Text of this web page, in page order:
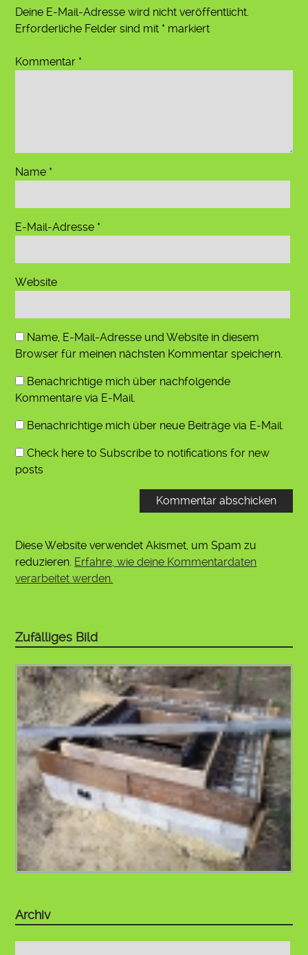
Deine E-Mail-Adresse wird nicht veröffentlicht.
Erforderliche Felder sind mit * markiert
Kommentar *
Name *
E-Mail-Adresse *
Website
Name, E-Mail-Adresse und Website in diesem
Browser für meinen nächsten Kommentar speichern.
Benachrichtige mich über nachfolgende
Kommentare via E-Mail.
Benachrichtige mich über neue Beiträge via E-Mail.
Check here to Subscribe to notifications for new
posts
Diese Website verwendet Akismet, um Spam zu
reduzieren. Erfahre, wie deine Kommentardaten
verarbeitet werden.
Zufälliges Bild
Archiv